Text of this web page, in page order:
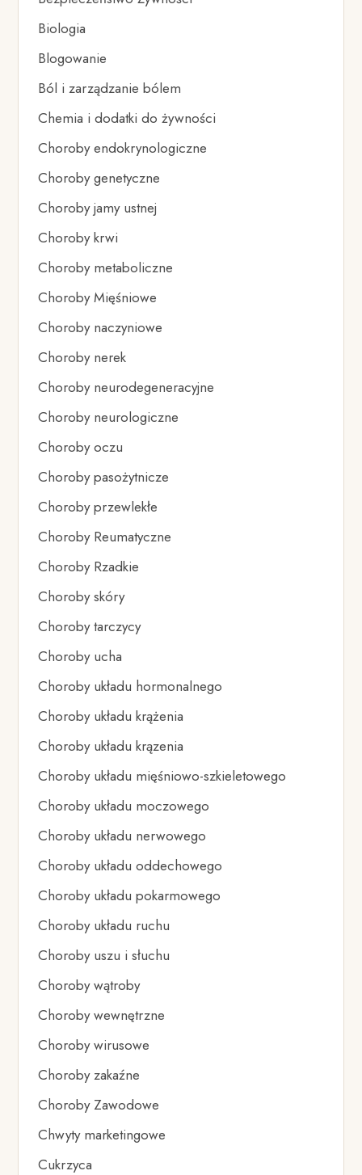
Biologia
Blogowanie
Ból i zarządzanie bólem
Chemia i dodatki do żywności
Choroby endokrynologiczne
Choroby genetyczne
Choroby jamy ustnej
Choroby krwi
Choroby metaboliczne
Choroby Mięśniowe
Choroby naczyniowe
Choroby nerek
Choroby neurodegeneracyjne
Choroby neurologiczne
Choroby oczu
Choroby pasożytnicze
Choroby przewlekłe
Choroby Reumatyczne
Choroby Rzadkie
Choroby skóry
Choroby tarczycy
Choroby ucha
Choroby układu hormonalnego
Choroby układu krążenia
Choroby układu krązenia
Choroby układu mięśniowo-szkieletowego
Choroby układu moczowego
Choroby układu nerwowego
Choroby układu oddechowego
Choroby układu pokarmowego
Choroby układu ruchu
Choroby uszu i słuchu
Choroby wątroby
Choroby wewnętrzne
Choroby wirusowe
Choroby zakaźne
Choroby Zawodowe
Chwyty marketingowe
Cukrzyca